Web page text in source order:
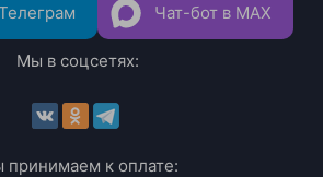
Чат-бот в MAX
Мы в соцсетях:
принимаем к оплате: